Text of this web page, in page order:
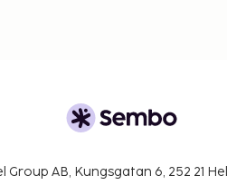
Group AB, Kungsgatan 6, 252 21